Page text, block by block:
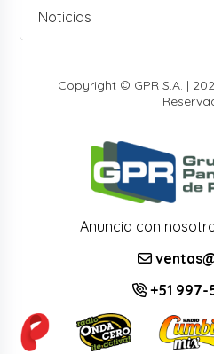
Noticias
Copyright © GPR S.A. |
Anuncia con
+51